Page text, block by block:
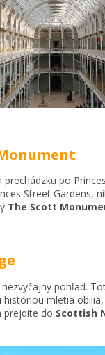
prechádzku po
Street Gardens,
The Scott
nezvyčajný pohľad.
mletia
prejdite do Scottish